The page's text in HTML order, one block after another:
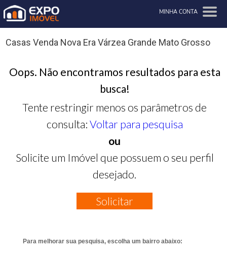
MINHA CONTA
Casas Venda Nova Era Várzea Grande Mato Grosso
Oops. Não encontramos resultados para esta
busca!
Tente restringir menos os parâmetros de
consulta: Voltar para pesquisa
ou
Solicite um Imóvel que possuem o seu perfil
desejado.
Solicitar
Para melhorar sua pesquisa, escolha um bairro abaixo: